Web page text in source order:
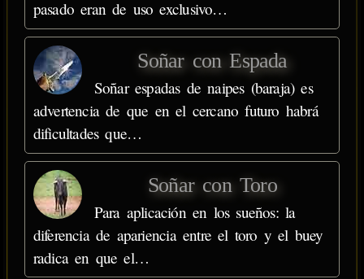
pasado eran de uso exclusivo…
Soñar con Espada
Soñar espadas de naipes (baraja) es
advertencia de que en el cercano futuro habrá
dificultades que…
Soñar con Toro
Para aplicación en los sueños: la
diferencia de apariencia entre el toro y el buey
radica en que el…